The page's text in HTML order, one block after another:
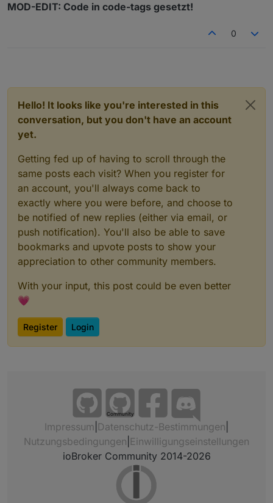
MOD-EDIT: Code in code-tags gesetzt!
0
Hello! It looks like you're interested in this
conversation, but you don't have an account
yet.
Getting fed up of having to scroll through the
same posts each visit? When you register for
an account, you'll always come back to
exactly where you were before, and choose to
be notified of new replies (either via email, or
push notification). You'll also be able to save
bookmarks and upvote posts to show your
appreciation to other community members.
With your input, this post could be even better
💗
Register Login
Community
Impressum Datenschutz-Bestimmungen
Nutzungsbedingungen Einwilligungseinstellungen
ioBroker Community 2014-2026